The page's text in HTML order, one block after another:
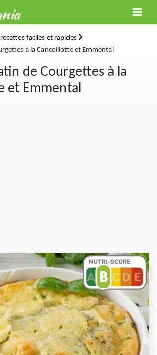
faciles et rapides
à la Cancoillotte et Emmental
de Courgettes à la
et Emmental